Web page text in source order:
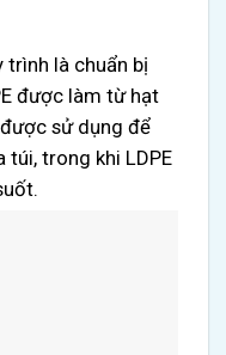
là chuẩn bị
được làm từ hạt
được sử dụng để
trong khi LDPE